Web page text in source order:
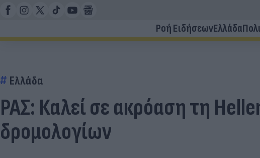
Ροή ΕιδήσεωνΕλλάδα
Ελλάδα
ΡΑΣ: Καλεί σε ακρόαση τη
δρομολογίων